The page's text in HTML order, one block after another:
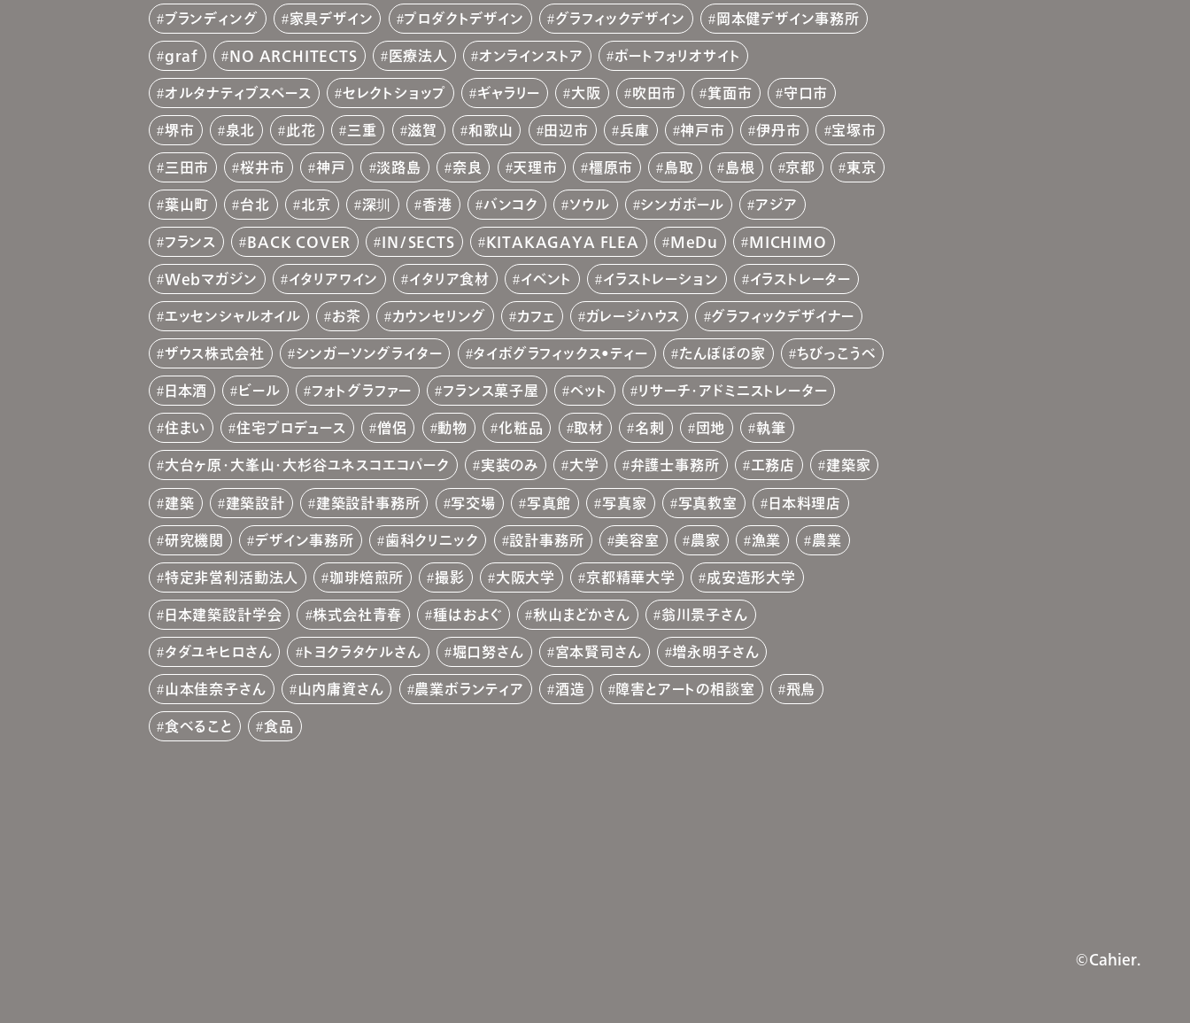
ブランディング 家具デザイン プロダクトデザイン グラフィックデザイン 岡本健デザイン事務所
graf NO ARCHITECTS 医療法人 オンラインストア ポートフォリオサイト
オルタナティブスペース セレクトショップ ギャラリー 大阪 吹田市 箕面市 守口市
堺市 泉北 此花 三重 滋賀 和歌山 田辺市 兵庫 神戸市 伊丹市 宝塚市
三田市 桜井市 神戸 淡路島 奈良 天理市 橿原市 鳥取 島根 京都 東京
葉山町 台北 北京 深圳 香港 バンコク ソウル シンガポール アジア
フランス BACK COVER IN/SECTS KITAKAGAYA FLEA MeDu MICHIMO
Webマガジン イタリアワイン イタリア食材 イベント イラストレーション イラストレーター
エッセンシャルオイル お茶 カウンセリング カフェ ガレージハウス グラフィックデザイナー
ザウス株式会社 シンガーソングライター タイポグラフィックス•ティー たんぽぽの家 ちびっこうべ
日本酒 ビール フォトグラファー フランス菓子屋 ペット リサーチ・アドミニストレーター
住まい 住宅プロデュース 僧侶 動物 化粧品 取材 名刺 団地 執筆
大台ヶ原・大峯山・大杉谷ユネスコエコパーク 実装のみ 大学 弁護士事務所 工務店 建築家
建築 建築設計 建築設計事務所 写交場 写真館 写真家 写真教室 日本料理店
研究機関 デザイン事務所 歯科クリニック 設計事務所 美容室 農家 漁業 農業
特定非営利活動法人 珈琲焙煎所 撮影 大阪大学 京都精華大学 成安造形大学
日本建築設計学会 株式会社青春 種はおよぐ 秋山まどかさん 翁川景子さん
タダユキヒロさん トヨクラタケルさん 堀口努さん 宮本賢司さん 増永明子さん
山本佳奈子さん 山内庸資さん 農業ボランティア 酒造 障害とアートの相談室 飛鳥
食べること 食品
©Cahier.